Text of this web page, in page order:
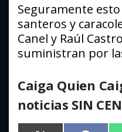
Seguramente
santeros y
Canel y Raúl
suministran por
Caiga Quien
noticias SIN